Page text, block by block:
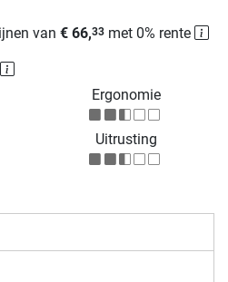
Ergonomie
Uitrusting
van € 66,33met 0% rente